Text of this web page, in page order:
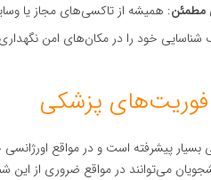
مطمئن: همیشه از تاکسی‌های مجاز یا
شناسایی خود را در مکان‌های امن
پزشکی
بسیار پیشرفته است و در مواقع
۱۱۲ است و دانشجویان می‌توانند در مواقع